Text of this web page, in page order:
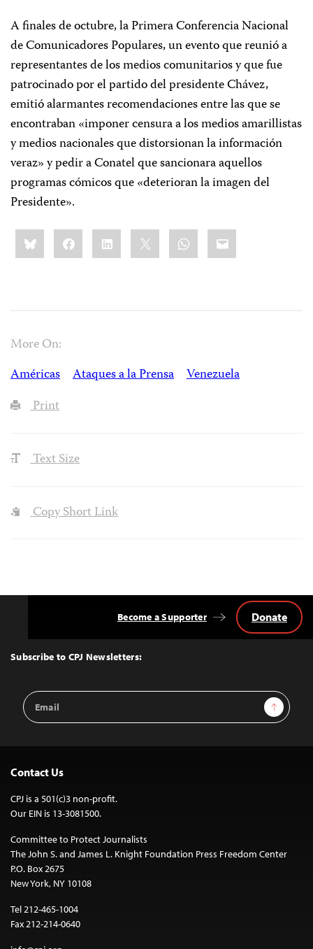
A finales de octubre, la Primera Conferencia Nacional
de Comunicadores Populares, un evento que reunió a
representantes de los medios comunitarios y que fue
patrocinado por el partido del presidente Chávez,
emitió alarmantes recomendaciones entre las que se
encontraban «imponer censura a los medios amarillistas
y medios nacionales que distorsionan la información
veraz» y pedir a Conatel que sancionara aquellos
programas cómicos que «deterioran la imagen del
Presidente».
Share
this:BlueskyFacebookLinkedIn WhatsApp
Email
More On:
Américas
Ataques a la Prensa
Venezuela
Print
Text Size
Copy Short Link
Top
Subscribe to CPJ Newsletters:
Email
Address
Sign Up
Become a Supporter Donate
Contact Us
CPJ is a 501(c)3 non-profit.
Our EIN is 13-3081500.
Committee to Protect Journalists
The John S. and James L. Knight Foundation Press Freedom Center
P.O. Box 2675
New York, NY 10108
Tel 212-465-1004
Fax 212-214-0640